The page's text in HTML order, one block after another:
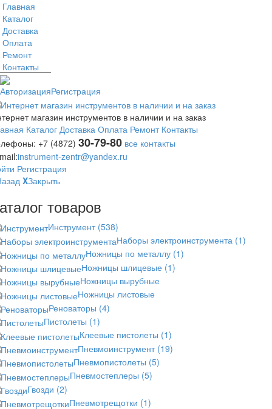
Главная
Каталог
Доставка
Оплата
Ремонт
Контакты
АвторизацияРегистрация
магазин инструментов в наличии и на заказ
Каталог Доставка Оплата Ремонт Контакты
+7 (4872) 30-79-80 все контакты
instrument-zentr@yandex.ru
Регистрация
XЗакрыть
товаров
Инструмент (538)
Наборы электроинструмента (1)
Ножницы по металлу (1)
Ножницы шлицевые (1)
Ножницы вырубные
Ножницы листовые
Реноваторы (4)
Пистолеты (1)
Клеевые пистолеты (1)
Пневмоинструмент (19)
Пневмопистолеты (5)
Пневмостеплеры (5)
Гвозди (2)
Пневмотрещотки (1)